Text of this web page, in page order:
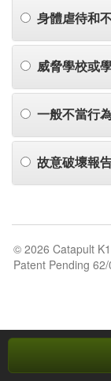
身體虐待和
威脅學校或
一般不當行
故意破壞報
© 2026 Catapult
Patent Pending